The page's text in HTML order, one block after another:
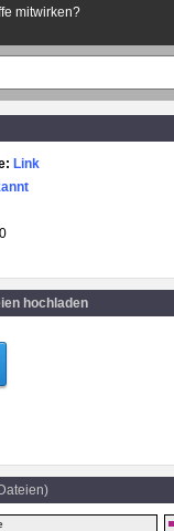
mitwirken?
Link
0
hochladen